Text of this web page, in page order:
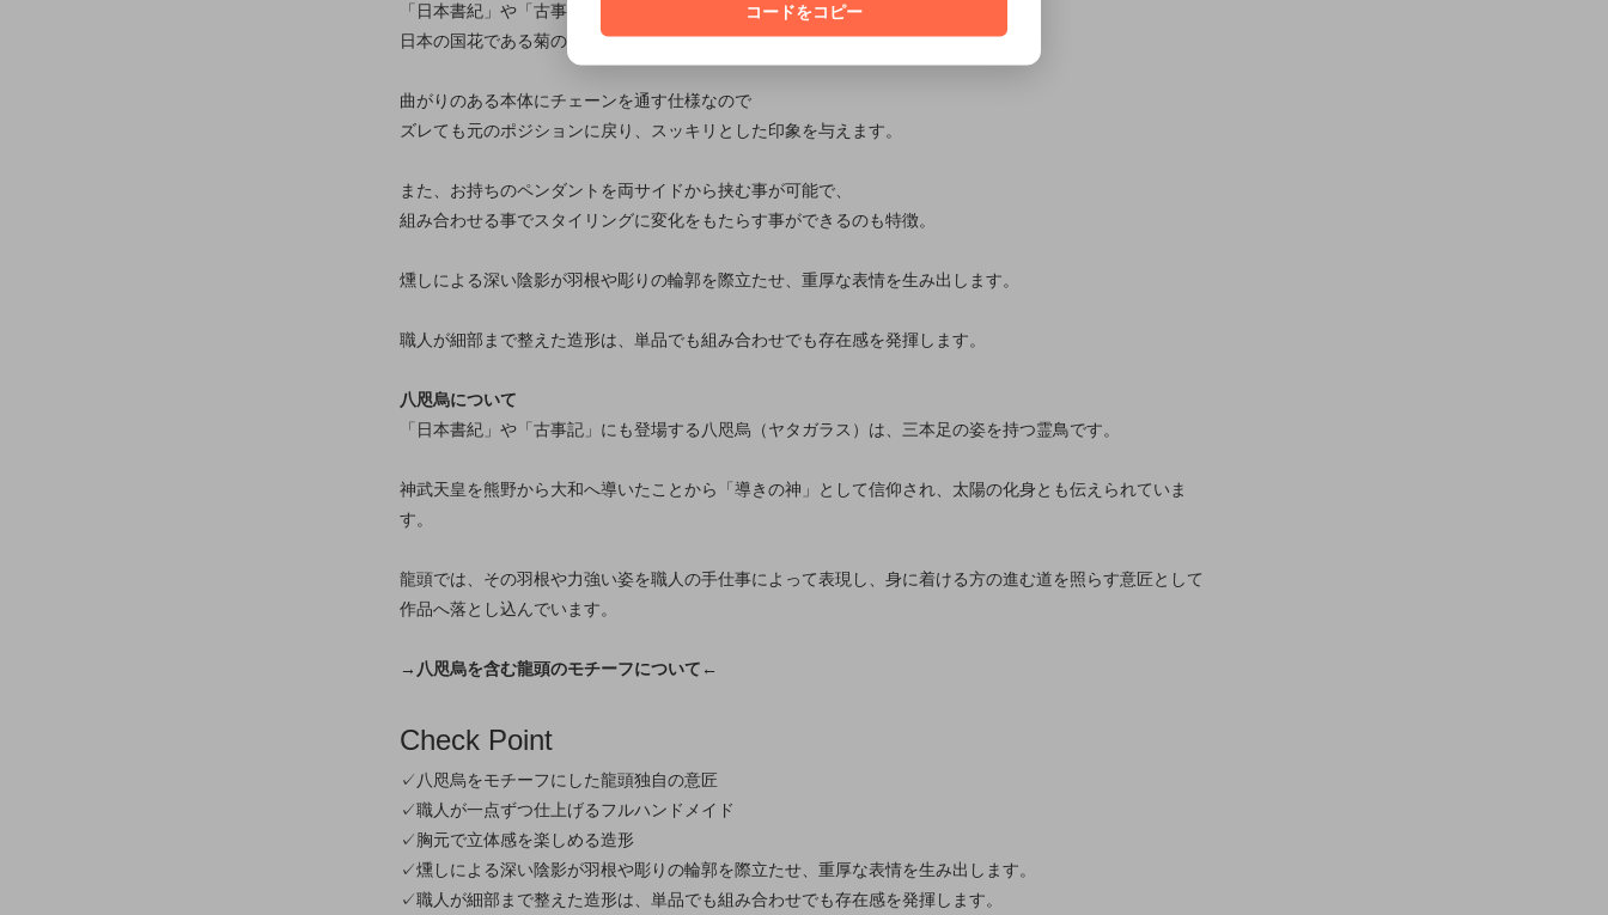
「日本書紀」や「古事記」にも出てくる三本足の八咫烏（ヤタガラス）と
日本の国花である菊の両方を楽しめるデザイン。
曲がりのある本体にチェーンを通す仕様なので
ズレても元のポジションに戻り、スッキリとした印象を与えます。
また、お持ちのペンダントを両サイドから挟む事が可能で、
組み合わせる事でスタイリングに変化をもたらす事ができるのも特徴。
燻しによる深い陰影が羽根や彫りの輪郭を際立たせ、重厚な表情を生み出します。
職人が細部まで整えた造形は、単品でも組み合わせでも存在感を発揮します。
八咫烏について
「日本書紀」や「古事記」にも登場する八咫烏（ヤタガラス）は、三本足の姿を持つ霊鳥です。
神武天皇を熊野から大和へ導いたことから「導きの神」として信仰され、太陽の化身とも伝えられていま
す。
龍頭では、その羽根や力強い姿を職人の手仕事によって表現し、身に着ける方の進む道を照らす意匠として
作品へ落とし込んでいます。
→八咫烏を含む龍頭のモチーフについて←
Check Point
✓八咫烏をモチーフにした龍頭独自の意匠
✓職人が一点ずつ仕上げるフルハンドメイド
✓胸元で立体感を楽しめる造形
✓燻しによる深い陰影が羽根や彫りの輪郭を際立たせ、重厚な表情を生み出します。
✓職人が細部まで整えた造形は、単品でも組み合わせでも存在感を発揮します。
コードをコピー